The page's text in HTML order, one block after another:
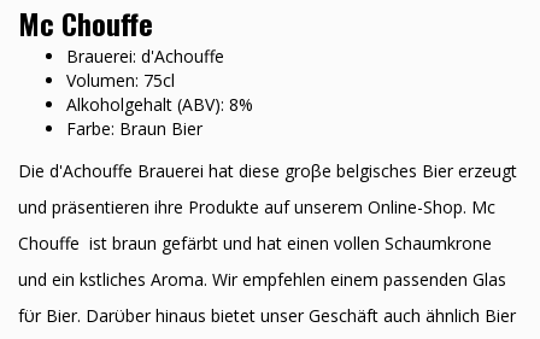
Mc Chouffe
Brauerei: d'Achouffe
Volumen: 75cl
Alkoholgehalt (ABV): 8%
Farbe: Braun Bier
Die d'Achouffe Brauerei hat diese groβe belgisches Bier erzeugt
und präsentieren ihre Produkte auf unserem Online-Shop. Mc
Chouffe ist braun gefärbt und hat einen vollen Schaumkrone
und ein kӧstliches Aroma. Wir empfehlen einem passenden Glas
fϋr Bier. Darϋber hinaus bietet unser Geschäft auch ähnlich Bier